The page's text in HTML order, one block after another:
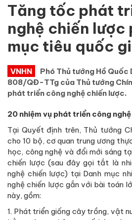
Tăng tốc phát
nghệ chiến lược
mục tiêu quốc
VNHN
Phó Thủ tướng Hồ Quốc
808/QĐ-TTg của Thủ tướng
phát triển công nghệ chiến lược.
20 nhiệm vụ phát triển công
Tại Quyết định trên, Thủ tướng
cho 10 bộ, cơ quan trung ương
học, công nghệ và đổi mới sáng
chiến lược (sau đây gọi tắt là
nghệ chiến lược) tại Danh mục
nghệ chiến lược gắn với bài toán
này, gồm:
1. Phát triển giống cây trồng, vật